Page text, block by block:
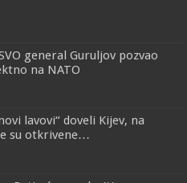
general Guruljov pozvao
na NATO
lavovi“ doveli Kijev, na
su otkrivene…